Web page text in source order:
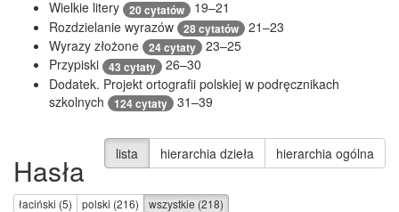
Wielkie litery
20 cytatów
19–21
Rozdzielanie wyrazów
28 cytatów
21–23
Wyrazy złożone
24 cytaty
23–25
Przypiski
43 cytaty
26–30
Dodatek. Projekt ortografii polskiej w podręcznikach
szkolnych
124 cytaty 31–39
lista hierarchia dzieła hierarchia ogólna
Hasła
łaciński (5) polski (216) wszystkie (218)